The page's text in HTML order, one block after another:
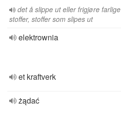
det å slippe ut eller frigjøre farlige
stoffer, stoffer som slipes ut
elektrownia
et kraftverk
żądać